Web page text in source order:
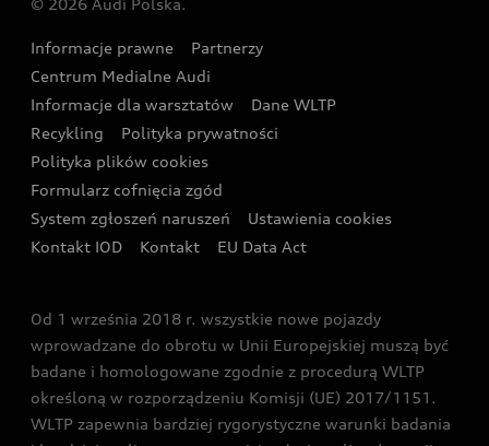
Wyszukaj najbliższego Partnera Audi
Oferta dla przedsiębiorców
Oferta dla klientów prywatnych
Kalkulator rat
Ubezpieczenie
Audi exclusive
Zasięg
Gwarancja
Akcje serwisowe Audi
Katalog online akcesoriów
Audi i Muzeum Sztuki Nowoczesnej w Warszawie
Audi driving experience
Audi quattro Cup
Audi i Puchar Świata w Skokach Narciarskich w
Zakopanem
© 2026 Audi Polska.
Informacje prawne
Partnerzy
Centrum Medialne Audi
Informacje dla warsztatów
Dane WLTP
Recykling
Polityka prywatności
Polityka plików cookies
Formularz cofnięcia zgód
System zgłoszeń naruszeń
Ustawienia cookies
Kontakt IOD
Kontakt EU Data Act
Od 1 września 2018 r. wszystkie nowe pojazdy
wprowadzane do obrotu w Unii Europejskiej muszą być
badane i homologowane zgodnie z procedurą WLTP
określoną w rozporządzeniu Komisji (UE) 2017/1151.
WLTP zapewnia bardziej rygorystyczne warunki badania